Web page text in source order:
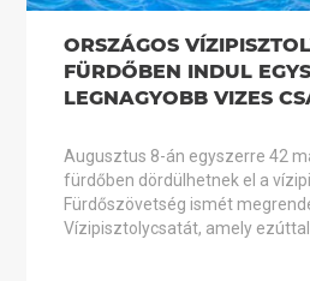
ORSZÁGOS
FÜRDŐBEN INDUL
LEGNAGYOBB VIZES
Augusztus 8-án egyszerre 42
fürdőben dördülhetnek el a
Fürdőszövetség ismét
Vízipisztolycsatát, amely ezúttal